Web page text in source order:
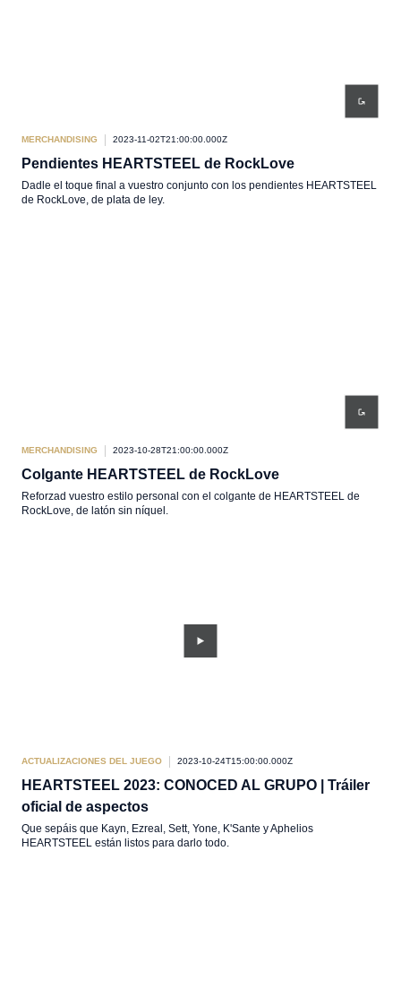
MERCHANDISING 2023-11-02T21:00:00.000Z
Pendientes HEARTSTEEL de RockLove
Dadle el toque final a vuestro conjunto con los pendientes HEARTSTEEL
de RockLove, de plata de ley.
MERCHANDISING 2023-10-28T21:00:00.000Z
Colgante HEARTSTEEL de RockLove
Reforzad vuestro estilo personal con el colgante de HEARTSTEEL de
RockLove, de latón sin níquel.
ACTUALIZACIONES DEL JUEGO 2023-10-24T15:00:00.000Z
HEARTSTEEL 2023: CONOCED AL GRUPO | Tráiler
oficial de aspectos
Que sepáis que Kayn, Ezreal, Sett, Yone, K'Sante y Aphelios
HEARTSTEEL están listos para darlo todo.